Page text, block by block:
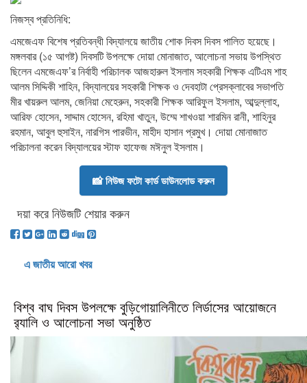
নিজস্ব প্রতিনিধি:
এমজেএফ বিশেষ প্রতিবন্ধী বিদ্যালয়ে জাতীয় শোক দিবস দিবস পালিত হয়েছে।
মঙ্গলবার (১৫ আগষ্ট) দিবসটি উপলক্ষে দোয়া মোনাজাত, আলোচনা সভায় উপস্থিত
ছিলেন এমজেএফ’র নির্বাহী পরিচালক আজহারুল ইসলাম সহকারী শিক্ষক এটিএম শাহ
আলম সিদ্দিকী শাহিন, বিদ্যালয়ের সহকারী শিক্ষক ও দেবহাটা প্রেসক্লাবের সভাপতি
মীর খায়রুল আলম, জেনিয়া মেহেরুন, সহকারী শিক্ষক আরিফুল ইসলাম, আব্দুল্লাহ,
আরিফ হোসেন, সাদ্দাম হোসেন, রহিমা খাতুন, উম্মে শাখওয়া শারমিন রানী, শাহিনুর
রহমান, আবুল হুসাইন, নারগিস পারভীন, মাহীদ হাসান প্রমুখ। দোয়া মোনাজাত
পরিচালনা করেন বিদ্যালয়ের স্টাফ হাফেজ মঈনুল ইসলাম।
📸 নিউজ ফটো কার্ড ডাউনলোড করুন
দয়া করে নিউজটি শেয়ার করুন
এ জাতীয় আরো খবর
বিশ্ব বাঘ দিবস উপলক্ষে বুড়িগোয়ালিনীতে লির্ডাসের আয়োজনে
র‍্যালি ও আলোচনা সভা অনুষ্ঠিত